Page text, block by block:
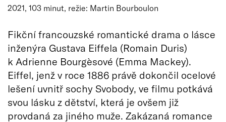
2021, 103 minut, režie: Martin Bourboulon
Fikční francouzské romantické drama o lásce
inženýra Gustava Eiffela (Romain Duris)
k Adrienne Bourgèsové (Emma Mackey).
Eiffel, jenž v roce 1886 právě dokončil ocelové
lešení uvnitř sochy Svobody, ve filmu potkává
svou lásku z dětství, která je ovšem již
provdaná za jiného muže. Zakázaná romance